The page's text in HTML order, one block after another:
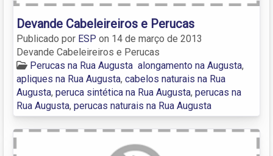
Devande Cabeleireiros e Perucas
Publicado por ESP on 14 de março de 2013
Devande Cabeleireiros e Perucas
Perucas na Rua Augusta alongamento na Augusta,
apliques na Rua Augusta, cabelos naturais na Rua
Augusta, peruca sintética na Rua Augusta, perucas na
Rua Augusta, perucas naturais na Rua Augusta